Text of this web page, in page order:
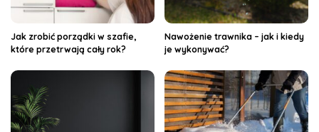
Jak zrobić porządki w szafie,
które przetrwają cały rok?
Nawożenie trawnika – jak i kiedy
je wykonywać?